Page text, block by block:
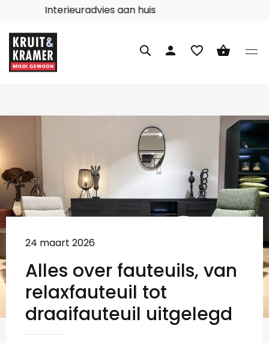
Interieuradvies aan huis
person favorite_border shopping_basket
24 maart 2026
Alles over fauteuils, van
relaxfauteuil tot
draaifauteuil uitgelegd